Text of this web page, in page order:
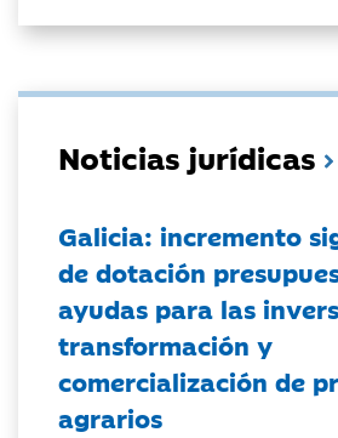
Noticias jurídicas
Galicia: incremento
de dotación
ayudas para las
transformación y
comercialización de
agrarios